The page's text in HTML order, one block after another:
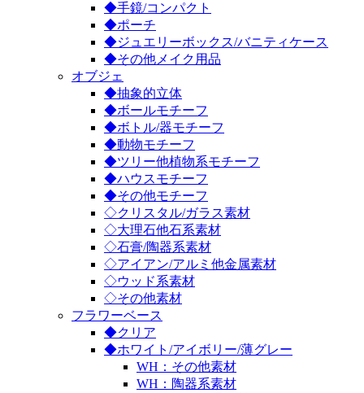
◆手鏡/コンパクト
◆ポーチ
◆ジュエリーボックス/バニティケース
◆その他メイク用品
オブジェ
◆抽象的立体
◆ボールモチーフ
◆ボトル/器モチーフ
◆動物モチーフ
◆ツリー他植物系モチーフ
◆ハウスモチーフ
◆その他モチーフ
◇クリスタル/ガラス素材
◇大理石他石系素材
◇石膏/陶器系素材
◇アイアン/アルミ他金属素材
◇ウッド系素材
◇その他素材
フラワーベース
◆クリア
◆ホワイト/アイボリー/薄グレー
WH：その他素材
WH：陶器系素材